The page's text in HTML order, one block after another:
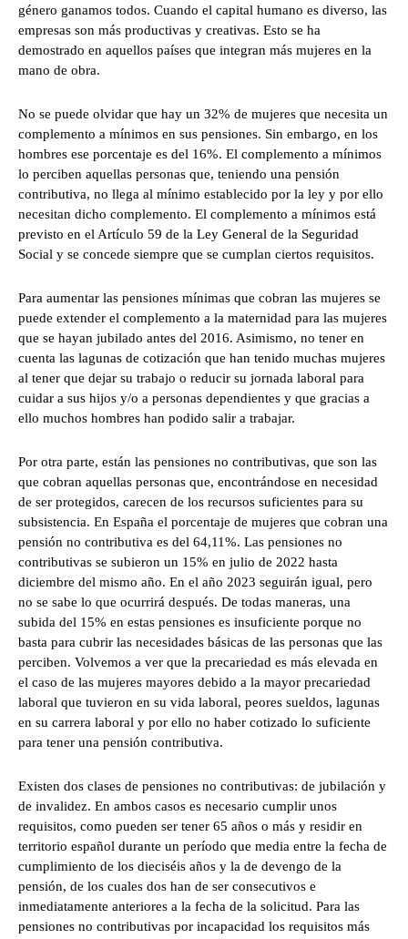
género ganamos todos. Cuando el capital humano es diverso, las
empresas son más productivas y creativas. Esto se ha
demostrado en aquellos países que integran más mujeres en la
mano de obra.
No se puede olvidar que hay un 32% de mujeres que necesita un
complemento a mínimos en sus pensiones. Sin embargo, en los
hombres ese porcentaje es del 16%. El complemento a mínimos
lo perciben aquellas personas que, teniendo una pensión
contributiva, no llega al mínimo establecido por la ley y por ello
necesitan dicho complemento. El complemento a mínimos está
previsto en el Artículo 59 de la Ley General de la Seguridad
Social y se concede siempre que se cumplan ciertos requisitos.
Para aumentar las pensiones mínimas que cobran las mujeres se
puede extender el complemento a la maternidad para las mujeres
que se hayan jubilado antes del 2016. Asimismo, no tener en
cuenta las lagunas de cotización que han tenido muchas mujeres
al tener que dejar su trabajo o reducir su jornada laboral para
cuidar a sus hijos y/o a personas dependientes y que gracias a
ello muchos hombres han podido salir a trabajar.
Por otra parte, están las pensiones no contributivas, que son las
que cobran aquellas personas que, encontrándose en necesidad
de ser protegidos, carecen de los recursos suficientes para su
subsistencia. En España el porcentaje de mujeres que cobran una
pensión no contributiva es del 64,11%. Las pensiones no
contributivas se subieron un 15% en julio de 2022 hasta
diciembre del mismo año. En el año 2023 seguirán igual, pero
no se sabe lo que ocurrirá después. De todas maneras, una
subida del 15% en estas pensiones es insuficiente porque no
basta para cubrir las necesidades básicas de las personas que las
perciben. Volvemos a ver que la precariedad es más elevada en
el caso de las mujeres mayores debido a la mayor precariedad
laboral que tuvieron en su vida laboral, peores sueldos, lagunas
en su carrera laboral y por ello no haber cotizado lo suficiente
para tener una pensión contributiva.
Existen dos clases de pensiones no contributivas: de jubilación y
de invalidez. En ambos casos es necesario cumplir unos
requisitos, como pueden ser tener 65 años o más y residir en
territorio español durante un período que media entre la fecha de
cumplimiento de los dieciséis años y la de devengo de la
pensión, de los cuales dos han de ser consecutivos e
inmediatamente anteriores a la fecha de la solicitud. Para las
pensiones no contributivas por incapacidad los requisitos más